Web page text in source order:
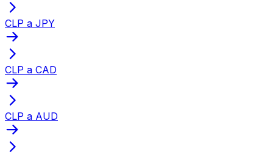
CLP a JPY
CLP a CAD
CLP a AUD